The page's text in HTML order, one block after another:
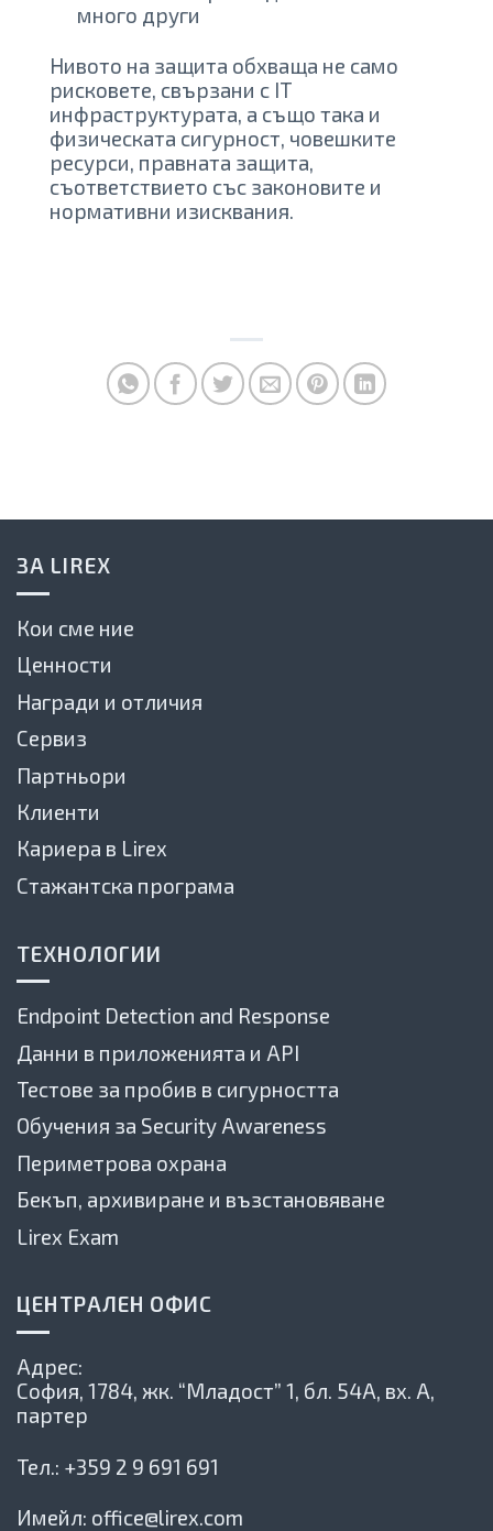
много други
Нивото на защита обхваща не само
рисковете, свързани с IT
инфраструктурата, а също така и
физическата сигурност, човешките
ресурси, правната защита,
съответствието със законовите и
нормативни изисквания.
ЗА LIREX
Кои сме ние
Ценности
Награди и отличия
Сервиз
Партньори
Клиенти
Кариера в Lirex
Стажантска програма
ТЕХНОЛОГИИ
Endpoint Detection and Response
Данни в приложенията и API
Тестове за пробив в сигурността
Обучения за Security Awareness
Периметрова охрана
Бекъп, архивиране и възстановяване
Lirex Exam
ЦЕНТРАЛЕН ОФИС
Адрес:
София, 1784, жк. “Младост” 1, бл. 54А, вх. А,
партер
Тел.: +359 2 9 691 691
Имейл: office@lirex.com